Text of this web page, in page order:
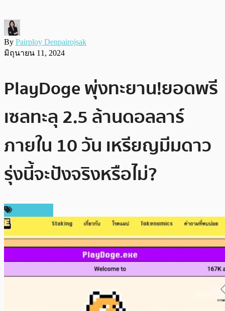
By Pairploy Denpairojsak
มิถุนายน 11, 2024
PlayDoge พุ่งทะยาน!ยอดพรี
เซลทะลุ 2.5 ล้านดอลลาร์
ภายใน 10 วัน เหรียญมีมดาว
รุ่งนี้จะปังจริงหรือไม่?